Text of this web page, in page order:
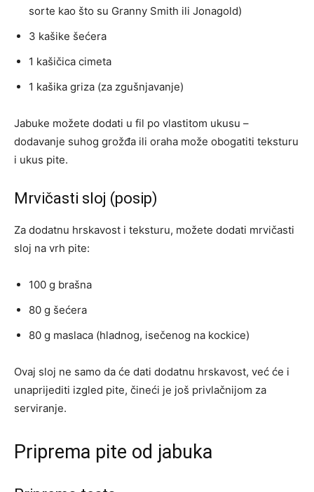
sorte kao što su Granny Smith ili Jonagold)
3 kašike šećera
1 kašičica cimeta
1 kašika griza (za zgušnjavanje)
Jabuke možete dodati u fil po vlastitom ukusu –
dodavanje suhog grožđa ili oraha može obogatiti teksturu
i ukus pite.
Mrvičasti sloj (posip)
Za dodatnu hrskavost i teksturu, možete dodati mrvičasti
sloj na vrh pite:
100 g brašna
80 g šećera
80 g maslaca (hladnog, isečenog na kockice)
Ovaj sloj ne samo da će dati dodatnu hrskavost, već će i
unaprijediti izgled pite, čineći je još privlačnijom za
serviranje.
Priprema pite od jabuka